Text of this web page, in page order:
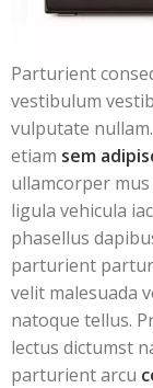
Parturient
vestibulum
vulputate
etiam sem
ullamcorper
ligula vehicula
phasellus
parturient
velit malesuada
natoque tellus.
lectus dictumst
parturient arcu